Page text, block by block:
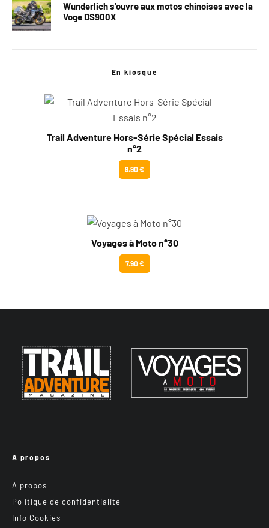
Wunderlich s’ouvre aux motos chinoises avec la
Voge DS900X
En kiosque
Trail Adventure Hors-Série Spécial Essais
n°2
9.90 €
Voyages à Moto n°30
7.90 €
A propos
A propos
Politique de confidentialité
Info Cookies